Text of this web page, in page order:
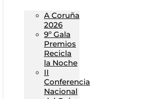
A Coruña
2026
9º Gala
Premios
Recicla
la Noche
II
Conferencia
Nacional